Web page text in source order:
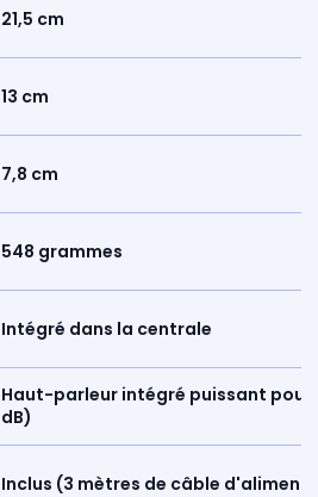
21,5 cm
13 cm
7,8 cm
548 grammes
Intégré dans la centrale
Haut-parleur intégré puissant pour
dB)
Inclus (3 mètres de câble